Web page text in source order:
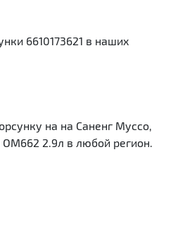
6610173621 в наших
на на Саненг Муссо,
2.9л в любой регион.